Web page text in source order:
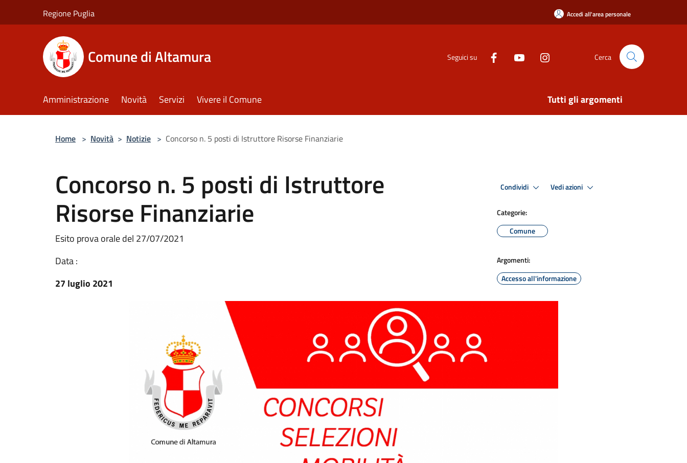
Regione Puglia Accedi all'area personale
Comune di Altamura Seguici su Cerca
Amministrazione Novità Servizi Vivere il Comune Tutti gli argomenti
Home > Novità > Notizie > Concorso n. 5 posti di Istruttore Risorse Finanziarie
Concorso n. 5 posti di Istruttore
Risorse Finanziarie
Esito prova orale del 27/07/2021
Data :
27 luglio 2021
Condividi Vedi azioni
Categorie:
Comune
Argomenti:
Accesso all'informazione